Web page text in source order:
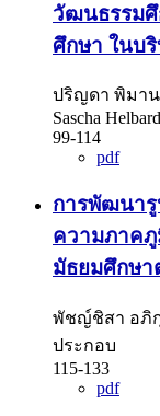
วัฒนธรรมศึ
ศึกษา ในบ
ปริญดา พิมา
Sascha
99-114
pdf
การพัฒนารู
ความภาคภู
มัธยมศึกษ
พัชญ์ชิสา อภิ
ประกอบ
115-133
pdf